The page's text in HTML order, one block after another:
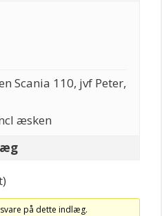
Scania 110, jvf Peter,
æsken
på dette indlæg.